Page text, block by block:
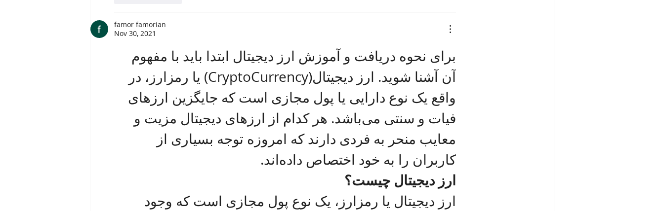
famor famorian
Nov 30, 2021
برای نحوه دریافت و آموزش ارز دیجیتال ابتدا باید با مفهوم
آن آشنا شوید. ارز دیجیتال(CryptoCurrency) یا رمزارز، در
واقع یک نوع دارایی یا پول مجازی است که جایگزین ارزهای
فیات و سنتی می‌باشد. هر کدام از ارزهای دیجیتال مزیت و
معایب منحر به فردی دارند که امروزه توجه بسیاری از
کاربران را به خود اختصاص داده‌اند.
ارز دیجیتال چیست؟
ارز دیجیتال یا رمزارز، یک نوع پول مجازی است که وجود